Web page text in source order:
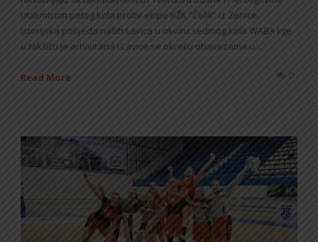
utakmicom petog kola protiv ekipe KŽK “Čelik” iz Zenice.
Istorijska pobjeda naših Lavica u okviru sedmog kola WABA lige
u Nikšiću je arhivirana i Lavice se okreću obavezama u...
Read More 0